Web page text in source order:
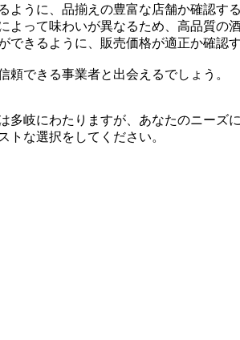
ように、品揃えの豊富な店舗か確認する
よって味わいが異なるため、高品質の
できるように、販売価格が適正か確認
頼できる事業者と出会えるでしょう。
多岐にわたりますが、あなたのニーズ
トな選択をしてください。